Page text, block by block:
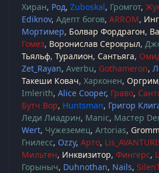
Хиран Род Zuboskal Громгот
Ediknov Адепт богов ARROM
Мортимер Болвар Фордрагон
Гомез Воронислав Серокрыл
Тьяльф Туралион Сантьяга
Zet_Rayan Averbu Gothameron
Такеши Ковач Харконен Оргрим
Imlerith Alice Cooper Граво
Бутч Вор Huntsman Григор
Леди Лиадрин Manic Мастер
Wert Чужеземец Artorias
Гнилесс Ozzy Арто
Мильтен Инквизитор Фингерс
Горыныч Duhnothan Nails